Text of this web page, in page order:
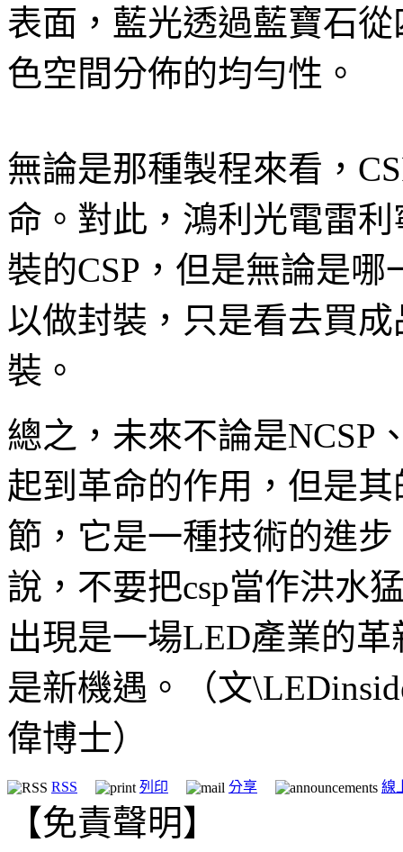
表面，藍光透過藍寶石
色空間分佈的均勻性。
無論是那種製程來看，
命。對此，鴻利光電雷
裝的CSP，但是無論是
以做封裝，只是看去買
裝。
總之，未來不論是NCSP
起到革命的作用，但是
節，它是一種技術的進
說，不要把csp當作洪水
出現是一場LED產業的
是新機遇。（文
偉博士）
RSS 列印 分享 線
【免責聲明】